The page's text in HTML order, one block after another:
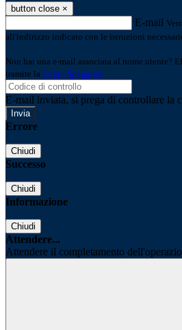
button close ×
E-mail
all'indirizzo indicato con le istruzioni
Non hai una e-mail associata al nome utente?
tramite la Login Spaggiari
E-mail inviata, si prega di controllare la
Errore
Chiudi
Successo
Chiudi
Informazione
Chiudi
Attendere...
Attendere il completamento